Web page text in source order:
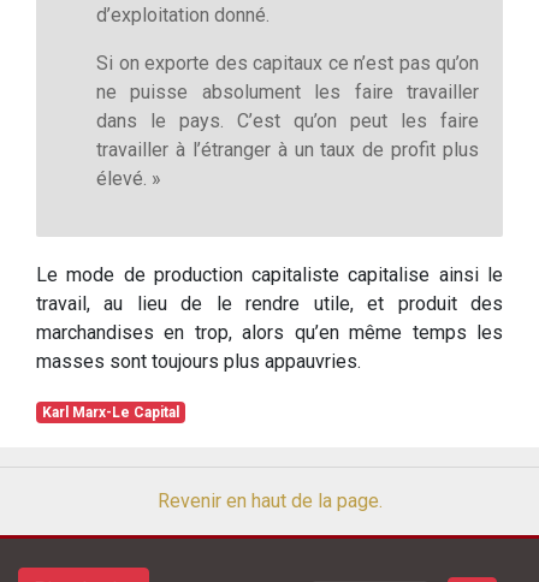
d’exploitation donné.
Si on exporte des capitaux ce n’est pas qu’on
ne puisse absolument les faire travailler
dans le pays. C’est qu’on peut les faire
travailler à l’étranger à un taux de profit plus
élevé. »
Le mode de production capitaliste capitalise ainsi le
travail, au lieu de le rendre utile, et produit des
marchandises en trop, alors qu’en même temps les
masses sont toujours plus appauvries.
Karl Marx-Le Capital
Revenir en haut de la page.